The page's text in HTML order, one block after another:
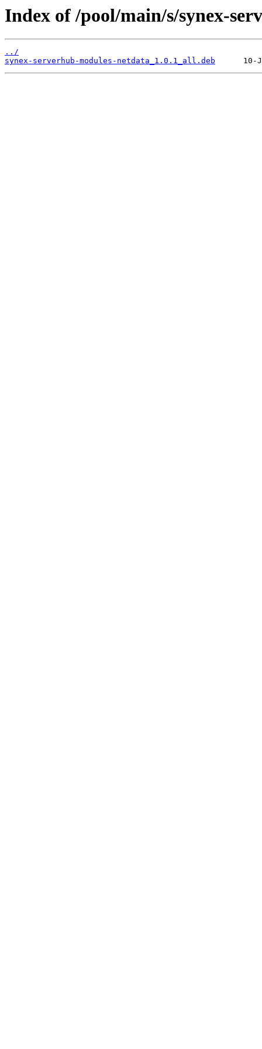
Index of /pool/main/s/synex-
../
synex-serverhub-modules-netdata_1.0.1_all.deb